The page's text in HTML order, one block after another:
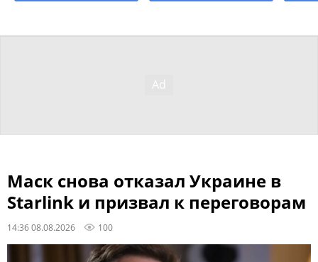
Маск снова отказал Украине в
Starlink и призвал к переговорам
14:36 08.08.2026 100